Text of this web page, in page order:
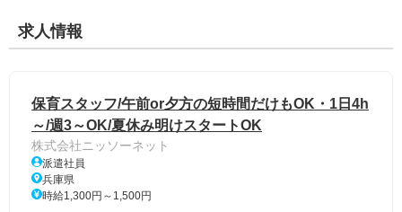
求人情報
保育スタッフ/午前or夕方の短時間だけもOK・1日4h
～/週3～OK/夏休み明けスタートOK
株式会社ニッソーネット
派遣社員
兵庫県
時給1,300円～1,500円